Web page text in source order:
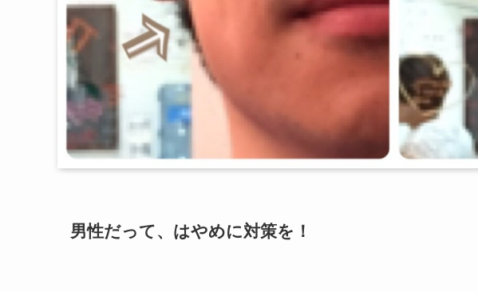
男性だって、はやめに対策を！